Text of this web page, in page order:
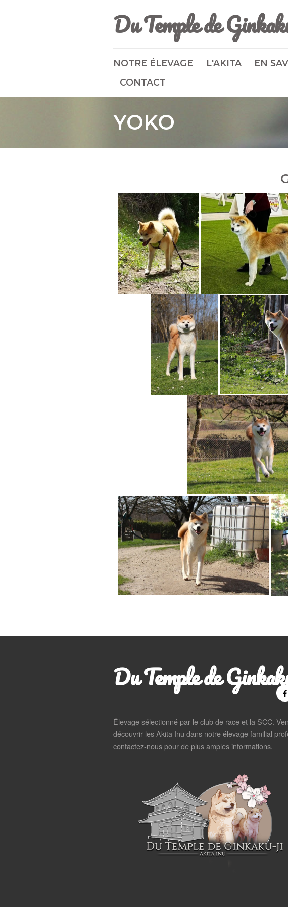
Du Temple de
NOTRE ÉLEVAGE L'AKITA EN
CONTACT
YOKO
Du Temple de
Élevage sélectionné par le club de race et la SCC.
découvrir les Akita Inu dans notre élevage familial
contactez-nous pour de plus amples informations.